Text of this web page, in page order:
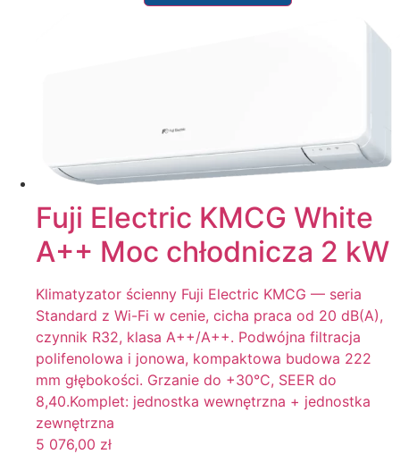
Fuji Electric KMCG White
A++ Moc chłodnicza 2 kW
Klimatyzator ścienny Fuji Electric KMCG — seria
Standard z Wi-Fi w cenie, cicha praca od 20 dB(A),
czynnik R32, klasa A++/A++. Podwójna filtracja
polifenolowa i jonowa, kompaktowa budowa 222
mm głębokości. Grzanie do +30°C, SEER do
8,40.Komplet: jednostka wewnętrzna + jednostka
zewnętrzna
5 076,00 zł